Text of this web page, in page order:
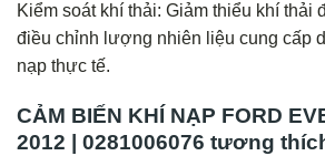
Kiểm soát khí thải: Giảm thiểu khí thải
điều chỉnh lượng nhiên liệu cung cấp
nạp thực tế.
CẢM BIẾN KHÍ NẠP FORD
2012 | 0281006076 tương